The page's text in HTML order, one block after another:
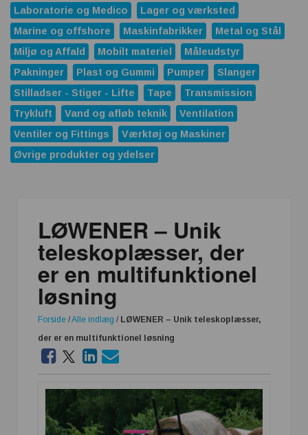
Laboratorie og Medico
Lager og værksted
Marine og offshore
Maskinfabrikker
Metal og Stål
Miljø og Affald
Mobilt materiel
Måleudstyr
Pakninger
Plast og Gummi Pumper
Slanger
Stilladser - Stiger - Lifte
Tape
Transmission
Trykluft
Vand og afløb teknik
Ventilation
Ventiler og Fittings
Værktøj og Maskiner
Øvrige produkter og ydelser
LØWENER – Unik
teleskoplæsser, der
er en multifunktionel
løsning
Forside /Alle indlæg / LØWENER – Unik teleskoplæsser,
der er en multifunktionel løsning